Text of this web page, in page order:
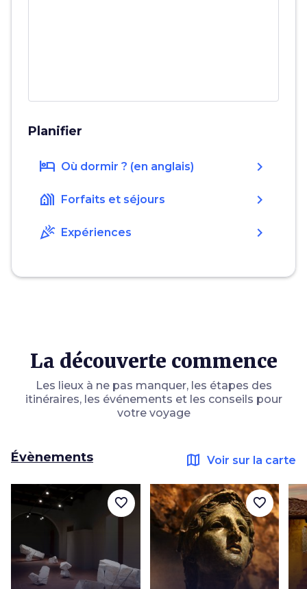
Planifier
hotel Où dormir ? (en anglais) chevron_right
holiday_village Forfaits et séjours chevron_right
celebration Expériences chevron_right
La découverte commence
Les lieux à ne pas manquer, les étapes des
itinéraires, les événements et les conseils pour
votre voyage
Évènements map Voir sur la carte
favorite_border favorite_border